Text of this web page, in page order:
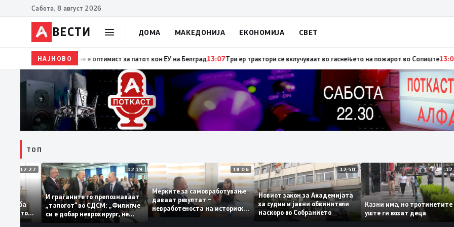
Сабота, 8 август 2026
ВЕСТИ ДОМА МАКЕДОНИЈА ЕКОНОМИЈА СВЕТ
НАЈНОВО
15:29 Прва посета на украинскиот претседател на Србија: Вучиќ му рече на Зеленски дека не е оптимист за патот кон ЕУ на
ТОП
12:27
За
треба
домашното
12:19
И граѓаните го препознаваат
„талогот“ во СДСМ: „Филипче
си е добар неврохирург, не
треба се занимава со
18:06
Мерките за самовработување
даваат резултат –
невработеноста на историски
најниско ниво од 11,3%
12:50
Новиот закон за Академијата
за судии и јавни обвинители
наскоро во Собранието
Казни има, но
уште ги возат деца